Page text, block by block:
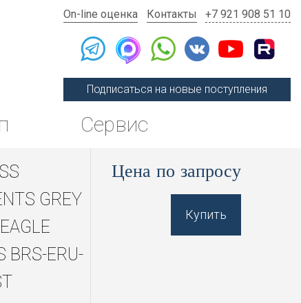
On-line оценка Контакты +7 921 908 51 10
Подписаться на новые поступления
Сервис
GREY
BRS-ERU-
Цена по запросу
Купить